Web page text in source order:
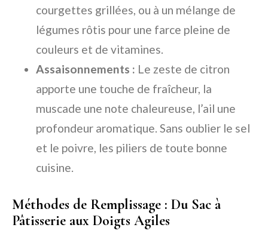
courgettes grillées, ou à un mélange de
légumes rôtis pour une farce pleine de
couleurs et de vitamines.
Assaisonnements : Le zeste de citron
apporte une touche de fraîcheur, la
muscade une note chaleureuse, l’ail une
profondeur aromatique. Sans oublier le sel
et le poivre, les piliers de toute bonne
cuisine.
Méthodes de Remplissage : Du Sac à
Pâtisserie aux Doigts Agiles